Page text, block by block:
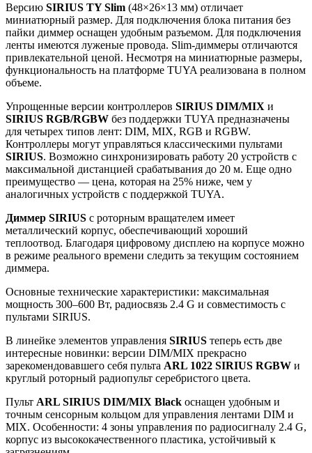
Версию SIRIUS TY Slim (48×26×13 мм) отличает
миниатюрный размер. Для подключения блока питания без
пайки диммер оснащен удобным разъемом. Для подключения
ленты имеются луженые провода. Slim-диммеры отличаются
привлекательной ценой. Несмотря на миниатюрные размеры,
функциональность на платформе TUYA реализована в полном
объеме.
Упрощенные версии контроллеров SIRIUS DIM/MIX и
SIRIUS RGB/RGBW без поддержки TUYA предназначены
для четырех типов лент: DIM, MIX, RGB и RGBW.
Контроллеры могут управляться классическими пультами
SIRIUS. Возможно синхронизировать работу 20 устройств с
максимальной дистанцией срабатывания до 20 м. Еще одно
преимущество — цена, которая на 25% ниже, чем у
аналогичных устройств с поддержкой TUYA.
Диммер SIRIUS с роторным вращателем имеет
металлический корпус, обеспечивающий хороший
теплоотвод. Благодаря цифровому дисплею на корпусе можно
в режиме реального времени следить за текущим состоянием
диммера.
Основные технические характеристики: максимальная
мощность 300–600 Вт, радиосвязь 2.4 G и совместимость с
пультами SIRIUS.
В линейке элементов управления SIRIUS теперь есть две
интересные новинки: версии DIM/MIX прекрасно
зарекомендовавшего себя пульта ARL 1022 SIRIUS RGBW и
круглый роторный радиопульт серебристого цвета.
Пульт ARL SIRIUS DIM/MIX Black оснащен удобным и
точным сенсорным кольцом для управления лентами DIM и
MIX. Особенности: 4 зоны управления по радиосигналу 2.4 G,
корпус из высококачественного пластика, устойчивый к